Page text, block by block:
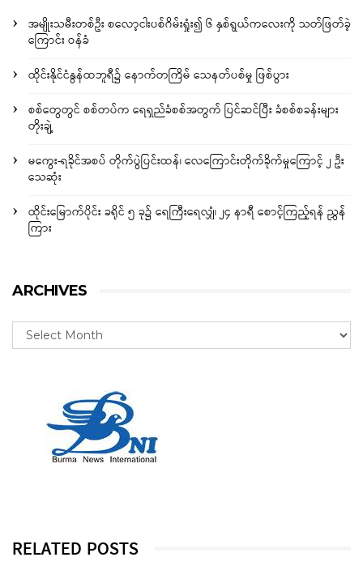
အမျိုးသမီးတစ်ဦး စလော့ငါးပစ်ဂိမ်းရှုံး၍ ၆ နှစ်ရွယ်ကလေးကို သတ်ဖြတ်ခဲ့
ကြောင်း ဝန်ခံ
ထိုင်းနိုင်ငံနွန်ထဘူရီ၌ နောက်တကြိမ် သေနတ်ပစ်မှု ဖြစ်ပွား
စစ်တွေတွင် စစ်တပ်က ရေရှည်ခံစစ်အတွက် ပြင်ဆင်ပြီး ခံစစ်စခန်းများ
တိုးချဲ့
မကွေး-ရခိုင်အစပ် တိုက်ပွဲပြင်းထန်၊ လေကြောင်းတိုက်ခိုက်မှုကြောင့် ၂ ဦး
သေဆုံး
ထိုင်းမြောက်ပိုင်း ခရိုင် ၅ ခု၌ ရေကြီးရေလျှံ၊ ၂၄ နာရီ စောင့်ကြည့်ရန် ညွှန်
ကြား
ARCHIVES
RELATED POSTS